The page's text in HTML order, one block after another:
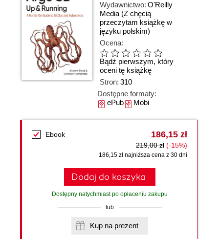
Wydawnictwo: O'Reilly
Media (Z chęcią
przeczytam książkę w
języku polskim)
Ocena:
Bądź pierwszym, który
oceni tę książkę
Stron: 310
Dostępne formaty:
ePubMobi
Ebook 186,15 zł
219,00 zł (-15%)
186,15 zł najniższa cena z 30 dni
Dodaj do koszyka
Dostępny natychmiast po opłaceniu zakupu
lub
Kup na prezent